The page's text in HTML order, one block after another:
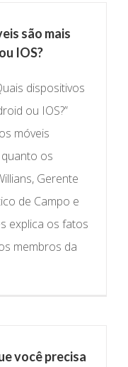
são mais
IOS?
dispositivos
ou IOS?”
móveis
os
Gerente
de Campo e
explica os fatos
membros da
você precisa